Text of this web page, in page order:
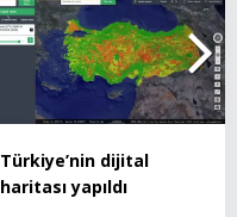
Türkiye’nin dijital
haritası yapıldı